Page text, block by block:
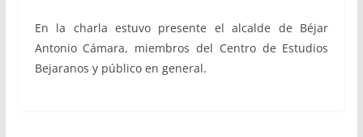
En la charla estuvo presente el alcalde de Béjar
Antonio Cámara, miembros del Centro de Estudios
Bejaranos y público en general.